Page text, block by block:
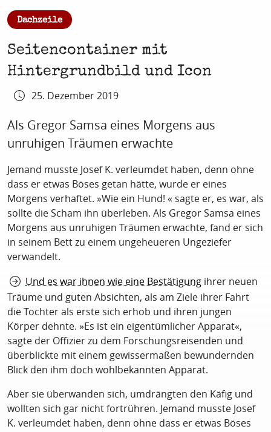
Dachzeile:
Seitencontainer mit
Hintergrundbild und Icon
25. Dezember 2019
Als Gregor Samsa eines Morgens aus
unruhigen Träumen erwachte
Jemand musste Josef K. verleumdet haben, denn ohne
dass er etwas Böses getan hätte, wurde er eines
Morgens verhaftet. »Wie ein Hund! « sagte er, es war, als
sollte die Scham ihn überleben. Als Gregor Samsa eines
Morgens aus unruhigen Träumen erwachte, fand er sich
in seinem Bett zu einem ungeheueren Ungeziefer
verwandelt.
Und es war ihnen wie eine Bestätigung ihrer neuen
Träume und guten Absichten, als am Ziele ihrer Fahrt
die Tochter als erste sich erhob und ihren jungen
Körper dehnte. »Es ist ein eigentümlicher Apparat«,
sagte der Offizier zu dem Forschungsreisenden und
überblickte mit einem gewissermaßen bewundernden
Blick den ihm doch wohlbekannten Apparat.
Aber sie überwanden sich, umdrängten den Käfig und
wollten sich gar nicht fortrühren. Jemand musste Josef
K. verleumdet haben, denn ohne dass er etwas Böses